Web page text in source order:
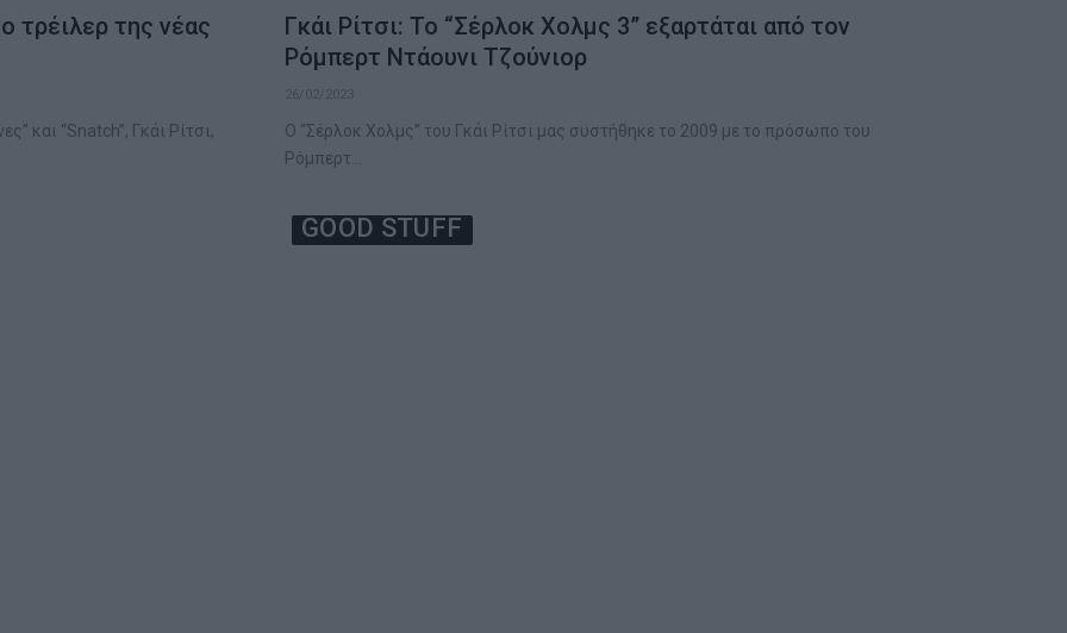
τρέιλερ της νέας
και “Snatch”, Γκάι Ρίτσι,
Γκάι Ρίτσι: Το “Σέρλοκ Χολμς 3” εξαρτάται από τον
Ρόμπερτ Ντάουνι Τζούνιορ
26/02/2023
Ο “Σέρλοκ Χολμς” του Γκάι Ρίτσι μας συστήθηκε το 2009 με το πρόσωπο του
Ρόμπερτ…
GOOD STUFF